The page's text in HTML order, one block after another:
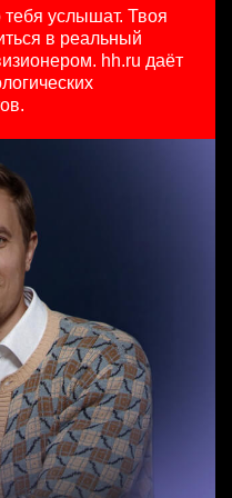
среднего и крупного
тебя услышат. Твоя
в реальный
hh.ru даёт